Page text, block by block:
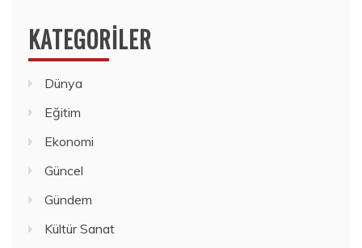
KATEGORILER
Dünya
Eğitim
Ekonomi
Güncel
Gündem
Kültür Sanat